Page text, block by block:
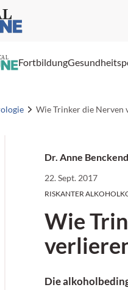
Fortbildung
Wie Trinker die Nerven
Dr. Anne
22. Sept. 2017
RISKANTER
Wie
Die